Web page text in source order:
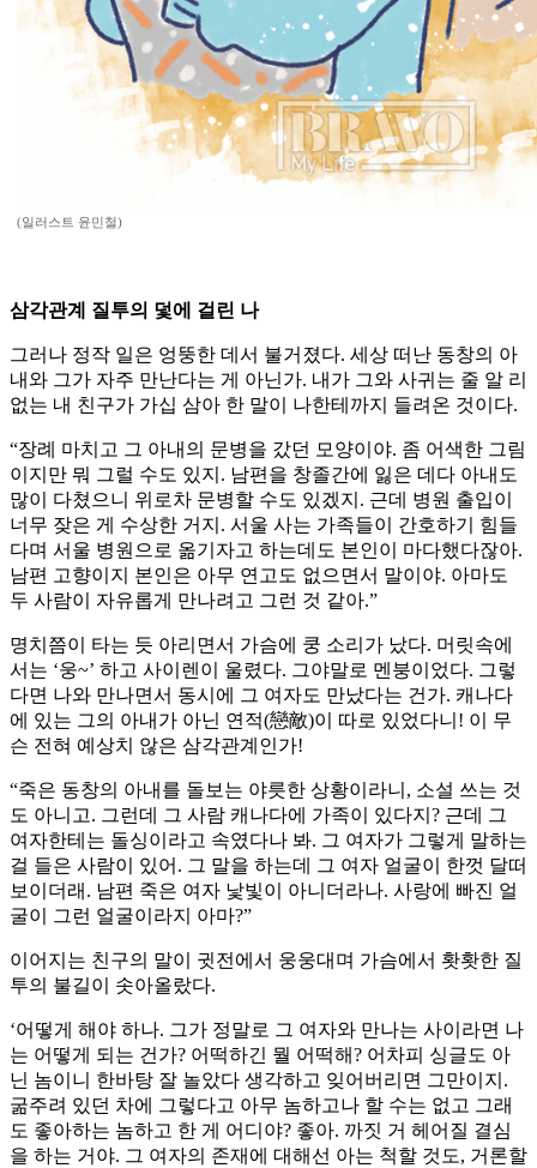
(일러스트 윤민철)
삼각관계 질투의 덫에 걸린 나
그러나 정작 일은 엉뚱한 데서 불거졌다. 세상 떠난 동창의 아
내와 그가 자주 만난다는 게 아닌가. 내가 그와 사귀는 줄 알 리
없는 내 친구가 가십 삼아 한 말이 나한테까지 들려온 것이다.
“장례 마치고 그 아내의 문병을 갔던 모양이야. 좀 어색한 그림
이지만 뭐 그럴 수도 있지. 남편을 창졸간에 잃은 데다 아내도
많이 다쳤으니 위로차 문병할 수도 있겠지. 근데 병원 출입이
너무 잦은 게 수상한 거지. 서울 사는 가족들이 간호하기 힘들
다며 서울 병원으로 옮기자고 하는데도 본인이 마다했다잖아.
남편 고향이지 본인은 아무 연고도 없으면서 말이야. 아마도
두 사람이 자유롭게 만나려고 그런 것 같아.”
명치쯤이 타는 듯 아리면서 가슴에 쿵 소리가 났다. 머릿속에
서는 ‘웅~’ 하고 사이렌이 울렸다. 그야말로 멘붕이었다. 그렇
다면 나와 만나면서 동시에 그 여자도 만났다는 건가. 캐나다
에 있는 그의 아내가 아닌 연적(戀敵)이 따로 있었다니! 이 무
슨 전혀 예상치 않은 삼각관계인가!
“죽은 동창의 아내를 돌보는 야릇한 상황이라니, 소설 쓰는 것
도 아니고. 그런데 그 사람 캐나다에 가족이 있다지? 근데 그
여자한테는 돌싱이라고 속였다나 봐. 그 여자가 그렇게 말하는
걸 들은 사람이 있어. 그 말을 하는데 그 여자 얼굴이 한껏 달떠
보이더래. 남편 죽은 여자 낯빛이 아니더라나. 사랑에 빠진 얼
굴이 그런 얼굴이라지 아마?”
이어지는 친구의 말이 귓전에서 웅웅대며 가슴에서 홧홧한 질
투의 불길이 솟아올랐다.
‘어떻게 해야 하나. 그가 정말로 그 여자와 만나는 사이라면 나
는 어떻게 되는 건가? 어떡하긴 뭘 어떡해? 어차피 싱글도 아
닌 놈이니 한바탕 잘 놀았다 생각하고 잊어버리면 그만이지.
굶주려 있던 차에 그렇다고 아무 놈하고나 할 수는 없고 그래
도 좋아하는 놈하고 한 게 어디야? 좋아. 까짓 거 헤어질 결심
을 하는 거야. 그 여자의 존재에 대해선 아는 척할 것도, 거론할